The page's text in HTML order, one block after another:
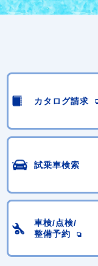
カタログ請求
試乗車検索
車検/点検/
整備予約